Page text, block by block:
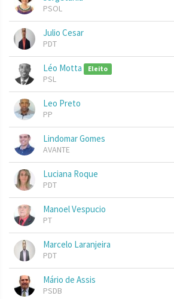
PSOL
Julio Cesar
PDT
Léo Motta Eleito
PSL
Leo Preto
PP
Lindomar Gomes
AVANTE
Luciana Roque
PDT
Manoel Vespucio
PT
Marcelo Laranjeira
PDT
Mário de Assis
PSDB